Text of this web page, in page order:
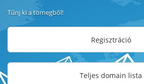
Tűnj ki a tömegből!
Regisztráció
Teljes domain lista